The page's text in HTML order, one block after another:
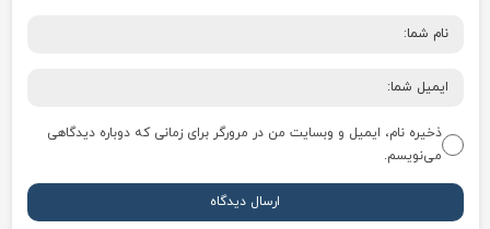
ذخیره نام، ایمیل و وبسایت من در مرورگر برای زمانی که دوباره دیدگاهی
می‌نویسم.